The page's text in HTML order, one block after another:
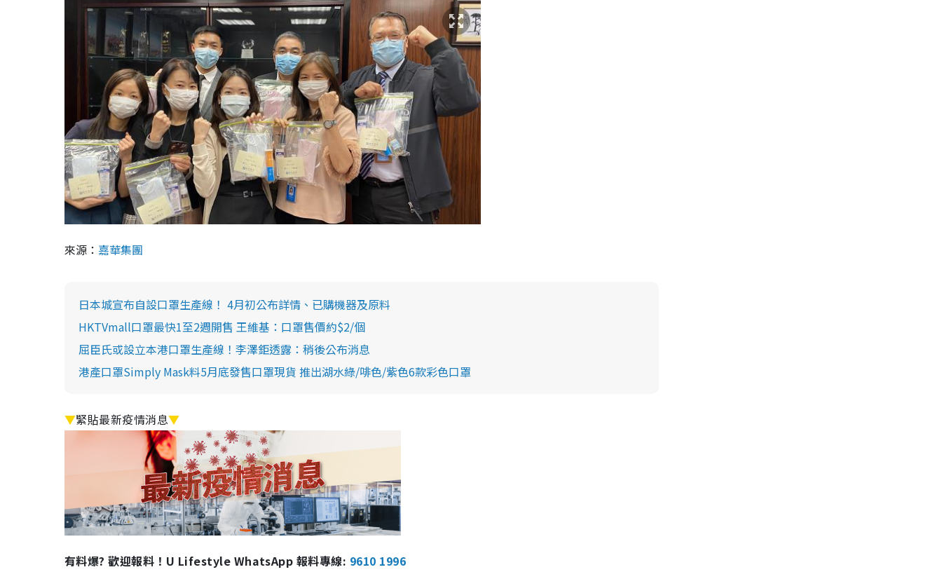
來源： 嘉華集團
日本城宣布自設口罩生產線！ 4月初公布詳情、已購機器及原料
HKTVmall口罩最快1至2週開售 王維基：口罩售價約$2/個
屈臣氏或設立本港口罩生產線！李澤鉅透露：稍後公布消息
港產口罩Simply Mask料5月底發售口罩現貨 推出湖水綠/啡色/紫色6款彩色口罩
▼緊貼最新疫情消息▼
有料爆? 歡迎報料！U Lifestyle WhatsApp 報料專線: 9610 1996